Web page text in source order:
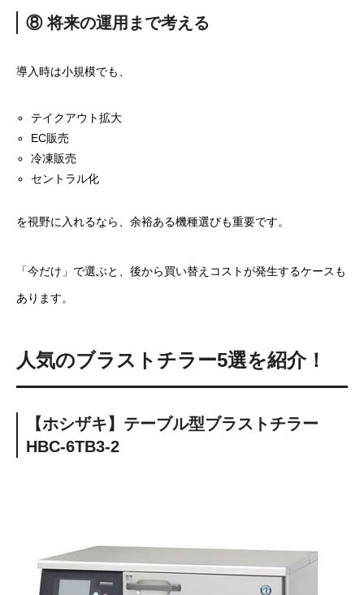
⑧ 将来の運用まで考える
導入時は小規模でも、
テイクアウト拡大
EC販売
冷凍販売
セントラル化
を視野に入れるなら、余裕ある機種選びも重要です。
「今だけ」で選ぶと、後から買い替えコストが発生するケースも
あります。
人気のブラストチラー5選を紹介！
【ホシザキ】テーブル型ブラストチラー
HBC-6TB3-2